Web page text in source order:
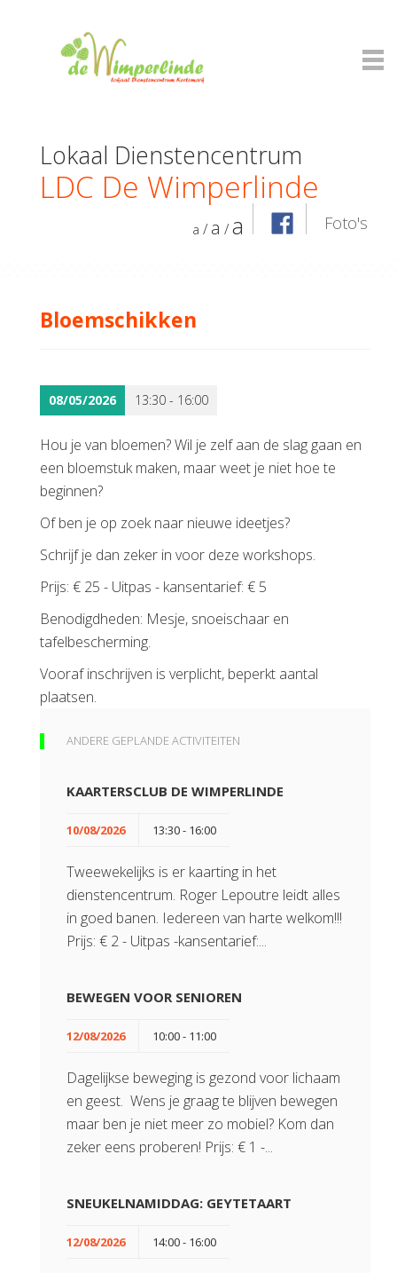
Lokaal Dienstencentrum
LDC De Wimperlinde
a / a /a Foto's
Bloemschikken
08/05/2026 13:30 - 16:00
Hou je van bloemen? Wil je zelf aan de slag gaan en
een bloemstuk maken, maar weet je niet hoe te
beginnen?
Of ben je op zoek naar nieuwe ideetjes?
Schrijf je dan zeker in voor deze workshops.
Prijs: € 25 - Uitpas - kansentarief: € 5
Benodigdheden: Mesje, snoeischaar en
tafelbescherming.
Vooraf inschrijven is verplicht, beperkt aantal
plaatsen.
ANDERE GEPLANDE ACTIVITEITEN
KAARTERSCLUB DE WIMPERLINDE
10/08/2026 13:30 - 16:00
Tweewekelijks is er kaarting in het
dienstencentrum. Roger Lepoutre leidt alles
in goed banen. Iedereen van harte welkom!!!
Prijs: € 2 - Uitpas -kansentarief:...
BEWEGEN VOOR SENIOREN
12/08/2026 10:00 - 11:00
Dagelijkse beweging is gezond voor lichaam
en geest. Wens je graag te blijven bewegen
maar ben je niet meer zo mobiel? Kom dan
zeker eens proberen! Prijs: € 1 -...
SNEUKELNAMIDDAG: GEYTETAART
12/08/2026 14:00 - 16:00